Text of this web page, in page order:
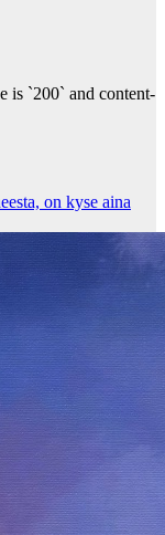
is `200` and content-
on kyse aina